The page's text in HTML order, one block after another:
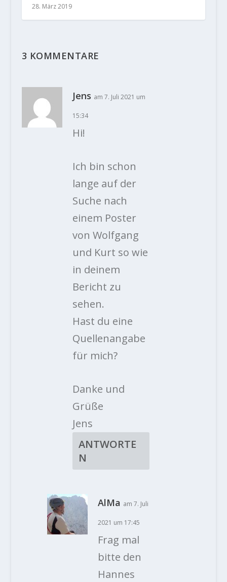
28. März 2019
3 KOMMENTARE
Jens am 7. Juli 2021 um
15:34
Hi!
Ich bin schon
lange auf der
Suche nach
einem Poster
von Wolfgang
und Kurt so wie
in deinem
Bericht zu
sehen.
Hast du eine
Quellenangabe
für mich?
Danke und
Grüße
Jens
ANTWORTE
N
AlMa am 7. Juli
2021 um 17:45
Frag mal
bitte den
Hannes